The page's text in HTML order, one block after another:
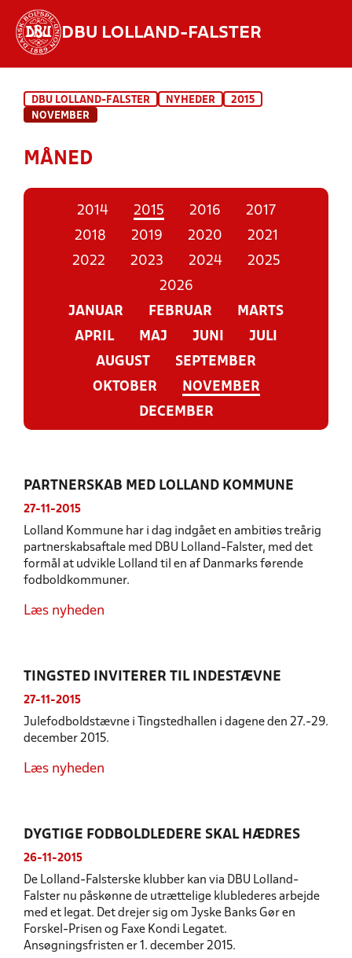
DBU LOLLAND-FALSTER
STILLINGER, RESULTATER, KLUBBER OG
DBU LOLLAND-FALSTER NYHEDER
2015
NOVEMBER
MÅNED
2014 2015 2016
2017
2018
2019 2020
2021
2022
2023 2024
2025
2026
JANUAR
FEBRUAR
MARTS
APRIL
MAJ JUNI
JULI
AUGUST
SEPTEMBER
OKTOBER
NOVEMBER
DECEMBER
PARTNERSKAB MED LOLLAND KOMMUNE
27-11-2015
Lolland Kommune har i dag indgået en ambitiøs treårig
partnerskabsaftale med DBU Lolland-Falster, med det
formål at udvikle Lolland til en af Danmarks førende
fodboldkommuner.
Læs nyheden
TINGSTED INVITERER TIL INDESTÆVNE
27-11-2015
Julefodboldstævne i Tingstedhallen i dagene den 27.-29.
december 2015.
Læs nyheden
DYGTIGE FODBOLDLEDERE SKAL HÆDRES
26-11-2015
De Lolland-Falsterske klubber kan via DBU Lolland-
Falster nu påskønne de utrættelige klublederes arbejde
med et legat. Det drejer sig om Jyske Banks Gør en
Forskel-Prisen og Faxe Kondi Legatet.
Ansøgningsfristen er 1. december 2015.